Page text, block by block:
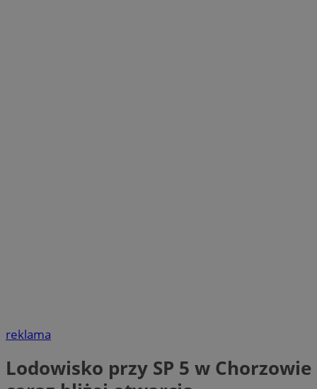
reklama
Lodowisko przy SP 5 w Chorzowie